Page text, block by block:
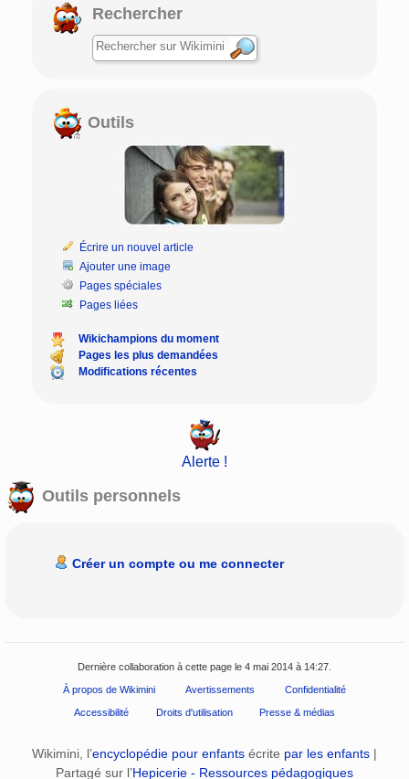
Rechercher
Outils
Écrire un nouvel article
Ajouter une image
Pages spéciales
Pages liées
Wikichampions du moment
Pages les plus demandées
Modifications récentes
Alerte !
Outils personnels
Créer un compte ou me connecter
Dernière collaboration à cette page le 4 mai 2014 à 14:27.
À propos de Wikimini Avertissements Confidentialité
Accessibilité Droits d'utilisation Presse & médias
Wikimini, l’encyclopédie pour enfants écrite par les enfants |
Partagé sur l’Hepicerie - Ressources pédagogiques